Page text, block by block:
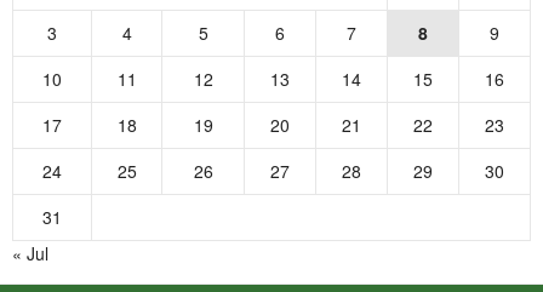
3
4 5 6 7 8
9
10
11 12 13 14 15
16
17
18 19 20 21 22
23
24
25 26 27 28 29
30
31
« Jul